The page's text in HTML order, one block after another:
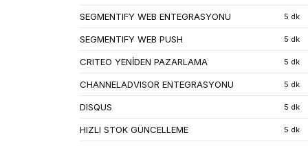
SEGMENTIFY WEB ENTEGRASYONU 5 dk
SEGMENTIFY WEB PUSH 5 dk
CRITEO YENİDEN PAZARLAMA 5 dk
CHANNELADVISOR ENTEGRASYONU 5 dk
DISQUS 5 dk
HIZLI STOK GÜNCELLEME 5 dk